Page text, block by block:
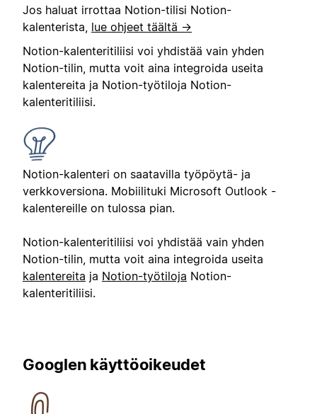
Jos haluat irrottaa Notion-tilisi Notion-
kalenterista, lue ohjeet täältä →
Notion-kalenteritiliisi voi yhdistää vain yhden
Notion-tilin, mutta voit aina integroida useita
kalentereita ja Notion-työtiloja Notion-
kalenteritiliisi.
Notion-kalenteri on saatavilla työpöytä- ja
verkkoversiona. Mobiilituki Microsoft Outlook -
kalentereille on tulossa pian.
Notion-kalenteritiliisi voi yhdistää vain yhden
Notion-tilin, mutta voit aina integroida useita
kalentereita ja Notion-työtiloja Notion-
kalenteritiliisi.
Googlen käyttöoikeudet